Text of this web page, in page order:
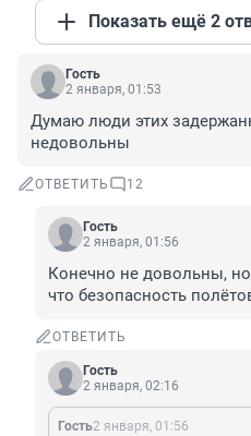
Показать ещё 2
Гость
2 января, 01:53
Думаю люди этих
недовольны
ОТВЕТИТЬ 12
Гость
2 января, 01:56
Конечно не довольны,
что безопасность
ОТВЕТИТЬ
Гость
2 января, 02:16
Гость2 января, 01:56